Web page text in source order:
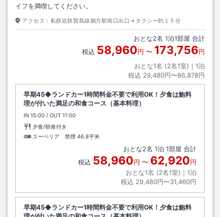
イフを満喫してください。
アクセス： 私鉄近鉄賢島線鵜方駅南口出口→タクシー約１５分
おとな2名 1泊1部屋 合計
税込 58,960円 〜 173,756円
おとな1名 (2名1室)｜ 1泊
税込 29,480円〜86,878円
早期45◆ランドカー1時間料金不要で利用OK！夕食は鮑料
理が付いた満足の和食コース（基本料理）
IN チェックイン
15:00 / OUT チェックアウト
11:00
夕食/朝食付き
スーペリア 禁煙 46.8平米
おとな2名 1泊 1部屋 合計
税込 58,960円 〜 62,920円
おとな1名 (2名1室)｜ 1泊
税込 29,480円〜31,460円
早期45◆ランドカー1時間料金不要で利用OK！夕食は鮑料